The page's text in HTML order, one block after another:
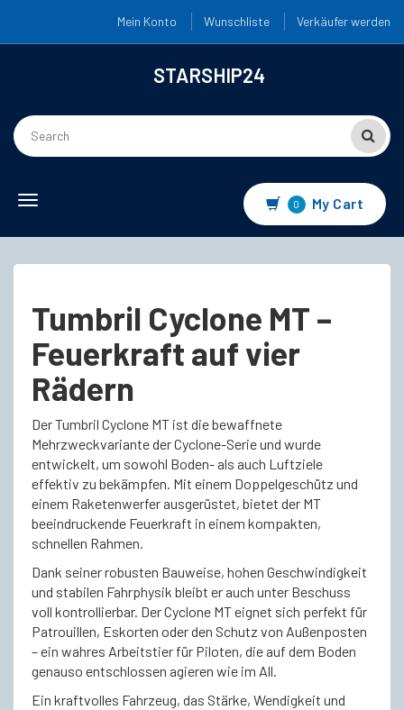
Mein Konto Wunschliste Verkäufer werden
STARSHIP24
Toggle
0 My Cart
Tumbril Cyclone MT –
Feuerkraft auf vier
Rädern
Der Tumbril Cyclone MT ist die bewaffnete
Mehrzweckvariante der Cyclone-Serie und wurde
entwickelt, um sowohl Boden- als auch Luftziele
effektiv zu bekämpfen. Mit einem Doppelgeschütz und
einem Raketenwerfer ausgerüstet, bietet der MT
beeindruckende Feuerkraft in einem kompakten,
schnellen Rahmen.
Dank seiner robusten Bauweise, hohen Geschwindigkeit
und stabilen Fahrphysik bleibt er auch unter Beschuss
voll kontrollierbar. Der Cyclone MT eignet sich perfekt für
Patrouillen, Eskorten oder den Schutz von Außenposten
– ein wahres Arbeitstier für Piloten, die auf dem Boden
genauso entschlossen agieren wie im All.
Ein kraftvolles Fahrzeug, das Stärke, Wendigkeit und